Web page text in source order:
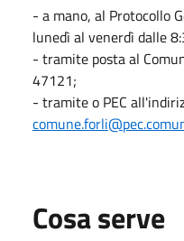
- a mano, al Protocollo
lunedì al venerdì dalle
- tramite posta al
47121;
- tramite o PEC
Cosa serve